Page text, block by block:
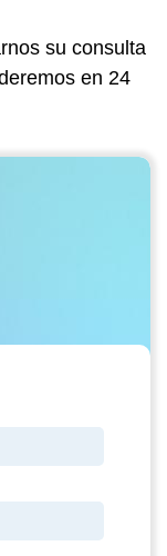
su consulta
en 24